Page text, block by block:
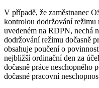
V případě, že zaměstnanec
kontrolou dodržování režimu
uvedeném na RDPN, nechá
dodržování režimu dočasně
obsahuje poučení o
nejbližší ordinační den za
dočasně práce neschopného
dočasné pracovní